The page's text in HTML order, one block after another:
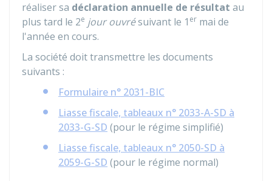
réaliser sa déclaration annuelle de résultat au
plus tard le 2e jour ouvrésuivant le 1 er mai de
l'année en cours.
La société doit transmettre les documents
suivants :
Formulaire n° 2031-BIC
Liasse fiscale, tableaux n° 2033-A-SD à
2033-G-SD (pour le régime simplifié)
Liasse fiscale, tableaux n° 2050-SD à
2059-G-SD (pour le régime normal)